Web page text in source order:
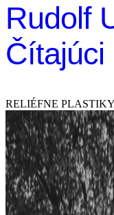
Rudolf
Čítajúci
RELIÉFNE PLASTIKY